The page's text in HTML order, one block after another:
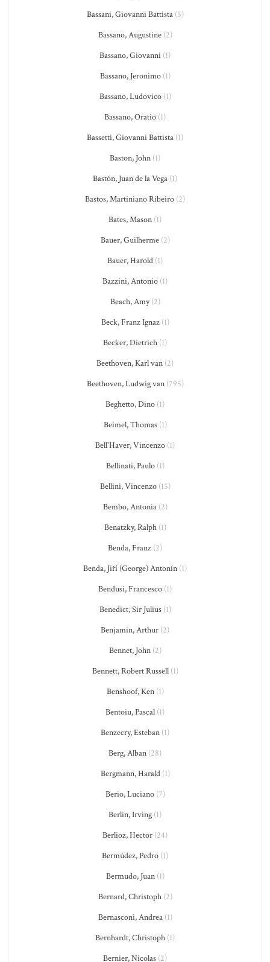
Bassani, Giovanni Battista(5)
Bassano, Augustine(2)
Bassano, Giovanni (1)
Bassano, Jeronimo(1)
Bassano, Ludovico(1)
Bassano, Oratio (1)
Bassetti, Giovanni Battista (1)
Baston, John (1)
Bastón, Juan de la Vega (1)
Bastos, Martiniano Ribeiro (2)
Bates, Mason (1)
Bauer, Guilherme(2)
Bauer, Harold (1)
Bazzini, Antonio (1)
Beach, Amy(2)
Beck, Franz Ignaz(1)
Becker, Dietrich (1)
Beethoven, Karl van (2)
Beethoven, Ludwig van(795)
Beghetto, Dino (1)
Beimel, Thomas(1)
Bell'Haver, Vincenzo (1)
Bellinati, Paulo(1)
Bellini, Vincenzo(15)
Bembo, Antonia(2)
Benatzky, Ralph(1)
Benda, Franz (2)
Benda, Jiří (George) Antonín (1)
Bendusi, Francesco (1)
Benedict, Sir Julius(1)
Benjamin, Arthur (2)
Bennet, John(2)
Bennett, Robert Russell(1)
Benshoof, Ken(1)
Bentoiu, Pascal (1)
Benzecry, Esteban (1)
Berg, Alban (28)
Bergmann, Harald(1)
Berio, Luciano(7)
Berlin, Irving (1)
Berlioz, Hector (24)
Bermúdez, Pedro (1)
Bermudo, Juan(1)
Bernard, Christoph(2)
Bernasconi, Andrea(1)
Bernhardt, Christoph (1)
Bernier, Nicolas (2)